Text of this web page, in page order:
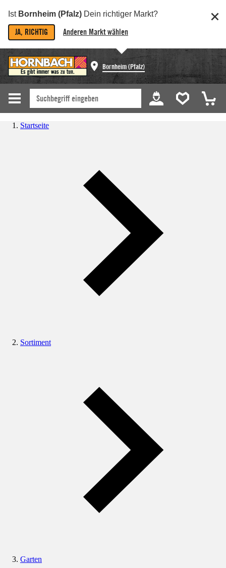
Ist Bornheim (Pfalz) Dein richtiger Markt?
JA, RICHTIG Anderen Markt wählen
Bornheim (Pfalz)
Startseite
Sortiment
Garten